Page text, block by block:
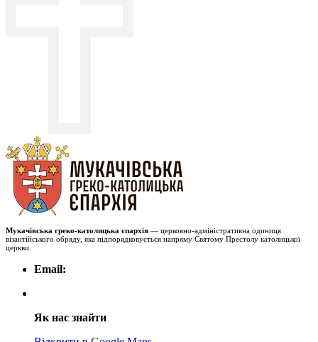
Мукачівська греко-католицька єпархія — церковно-адміністративна одиниця
візантійського обряду, яка підпорядковується напряму Святому Престолу католицької
церкви.
Email:
Як нас знайти